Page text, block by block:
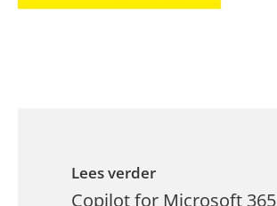
Lees verder
Copilot for Microsoft 365